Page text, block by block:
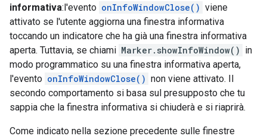
informativa:l'evento onInfoWindowClose() viene
attivato se l'utente aggiorna una finestra informativa
toccando un indicatore che ha già una finestra informativa
aperta. Tuttavia, se chiami Marker.showInfoWindow() in
modo programmatico su una finestra informativa aperta,
l'evento onInfoWindowClose() non viene attivato. Il
secondo comportamento si basa sul presupposto che tu
sappia che la finestra informativa si chiuderà e si riaprirà.
Come indicato nella sezione precedente sulle finestre